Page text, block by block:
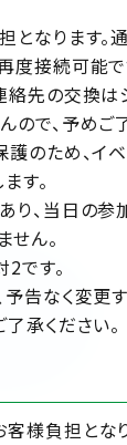
となります。
度接続可能で
絡先の交換は
ので、予めご
護のため、イ
す。
り、当日の
せん。
です。
予告なく変更
承ください。
負担となり